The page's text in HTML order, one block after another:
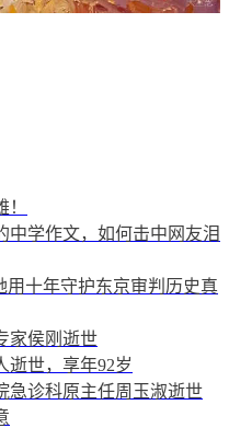
中学作文，如何击中网友泪
用十年守护东京审判历史真
家侯刚逝世
逝世，享年92岁
急诊科原主任周玉淑逝世